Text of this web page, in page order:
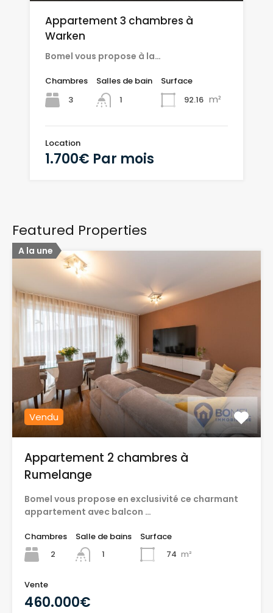
Appartement 3 chambres à
Warken
Bomel vous propose à la…
Chambres
3
Salles de bain
1
Surface
92.16 m²
Location
1.700€ Par mois
Featured Properties
A la une
Vendu
Appartement 2 chambres à
Rumelange
Bomel vous propose en exclusivité ce charmant
appartement avec balcon …
Chambres
2
Salle de bains
1
Surface
74 m²
Vente
460.000€